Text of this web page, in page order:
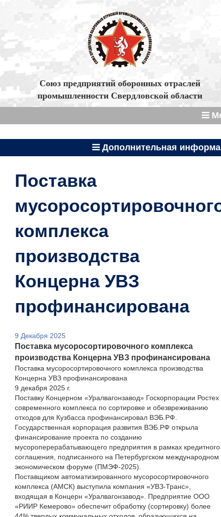
Союз предприятий оборонных отраслей
промышленности Свердловской области
Дополнительная
Поставка
комплекса
производства
Концерна УВЗ
профинансирована
9 Декабря 2025
Поставка мусоросортировочного комплекса
производства Концерна УВЗ профинансирована
Поставка мусоросортировочного комплекса производства
Концерна УВЗ профинансирована
9 декабря 2025 г.
Поставку Концерном «Уралвагонзавод» Госкорпорации Ростех
современного комплекса по сортировке и обезвреживанию
отходов для Кузбасса профинансировал ВЭБ.РФ.
Государственная корпорация развития ВЭБ.РФ открыла
финансирование проекта по созданию
мусороперерабатывающего предприятия в рамках кредитного
соглашения, подписанного на Петербургском международном
экономическом форуме (ПМЭФ-2025).
Поставщиком автоматизированного мусоросортировочного
комплекса (АМСК) выступила компания «УВЗ-Транс»,
входящая в Концерн «Уралвагонзавод». Предприятие ООО
«РИИР Кемерово» обеспечит обработку (сортировку) более